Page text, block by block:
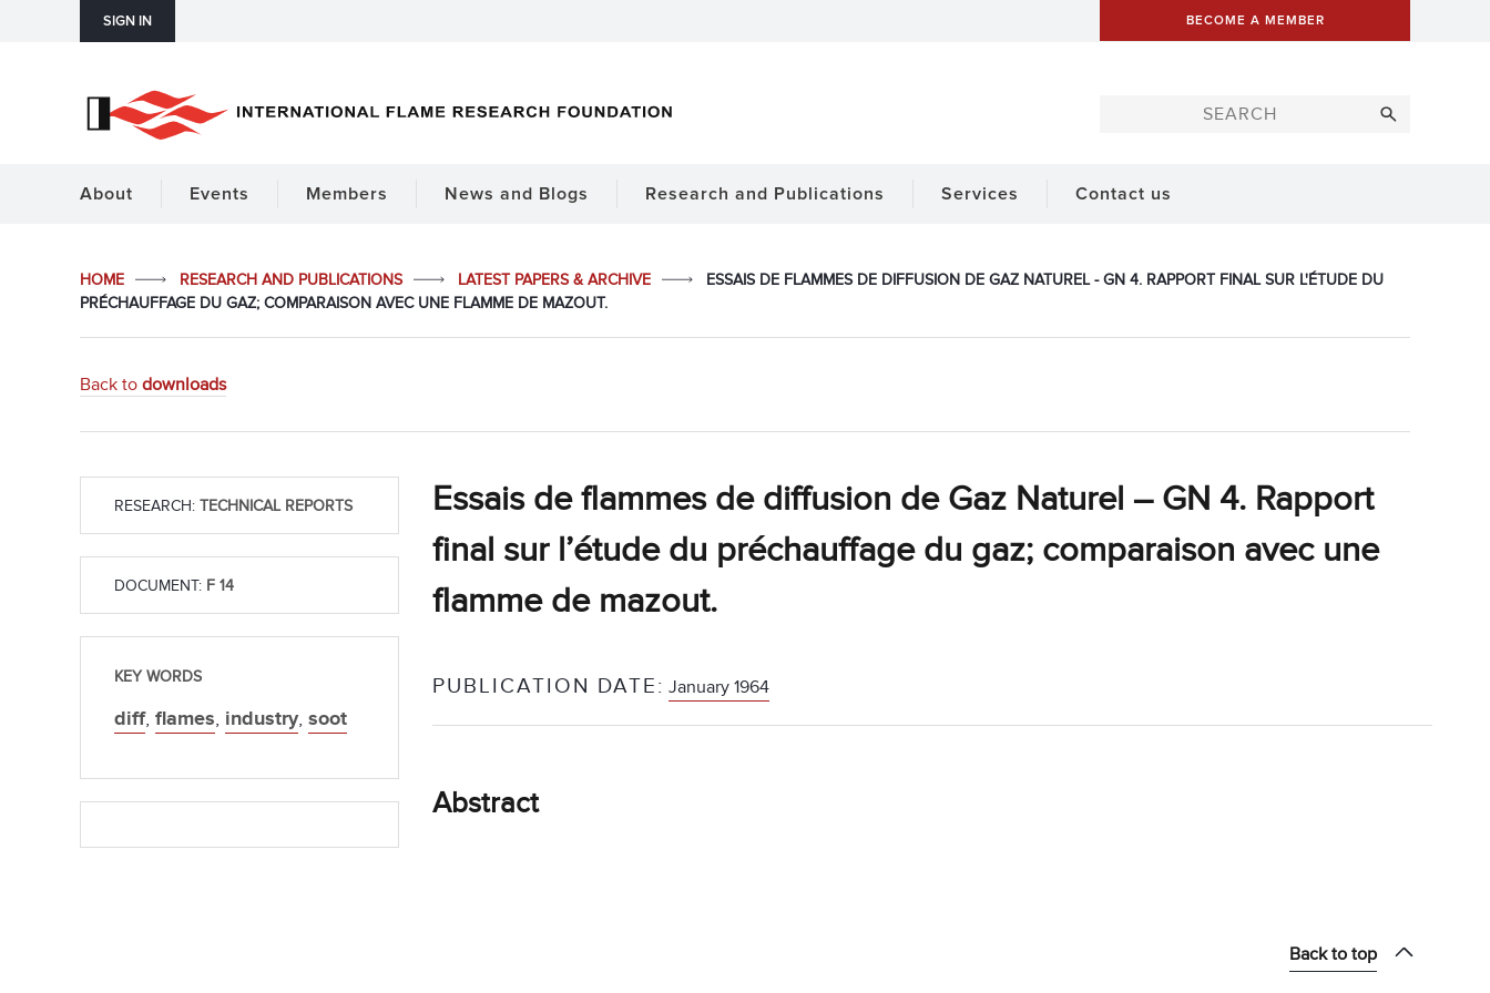
SIGN IN BECOME A MEMBER
About Events Members News and Blogs Research and Publications Services Contact us
HOME RESEARCH AND PUBLICATIONS LATEST PAPERS & ARCHIVE
ESSAIS DE FLAMMES DE DIFFUSION DE GAZ NATUREL - GN 4. RAPPORT FINAL SUR L'ÉTUDE DU
PRÉCHAUFFAGE DU GAZ; COMPARAISON AVEC UNE FLAMME DE MAZOUT.
Back to downloads
Essais de flammes de diffusion de Gaz Naturel – GN 4. Rapport
final sur l’étude du préchauffage du gaz; comparaison avec une
flamme de mazout.
PUBLICATION DATE: January 1964
Abstract
RESEARCH: TECHNICAL REPORTS
DOCUMENT: F 14
KEY WORDS
diff, flames, industry, soot
Back to top